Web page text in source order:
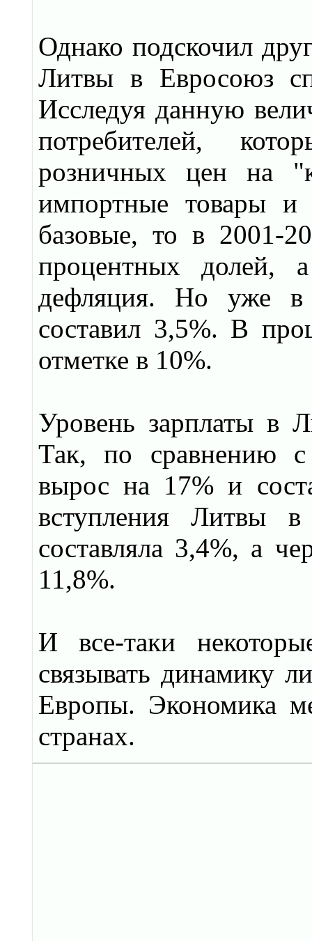
Однако подскочил
Литвы в Евросоюз
Исследуя данную
потребителей,
розничных цен на
импортные товары и
базовые, то в 2001-
процентных долей,
дефляция. Но уже в
составил 3,5%. В
отметке в 10%.
Уровень зарплаты в
Так, по сравнению
вырос на 17% и
вступления Литвы в
составляла 3,4%, а
11,8%.
И все-таки
связывать динамику
Европы. Экономика
странах.